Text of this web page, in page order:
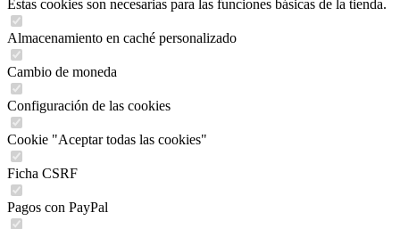
Estas cookies son necesarias para las funciones básicas de la tienda.
Almacenamiento en caché personalizado
Cambio de moneda
Configuración de las cookies
Cookie "Aceptar todas las cookies"
Ficha CSRF
Pagos con PayPal